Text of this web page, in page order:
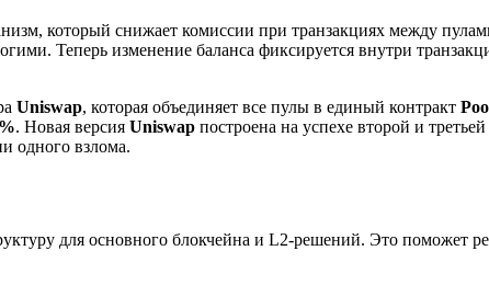
который снижает комиссии при транзакциях между
Теперь изменение баланса фиксируется внутри
Uniswap, которая объединяет все пулы в единый контракт
. Новая версия Uniswap построена на успехе второй и
одного взлома.
для основного блокчейна и L2-решений. Это поможет